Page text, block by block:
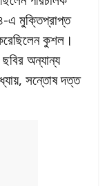
এ মুক্তিপ্রাপ্ত
কুশল।
অন্যান্য
সন্তোষ দত্ত